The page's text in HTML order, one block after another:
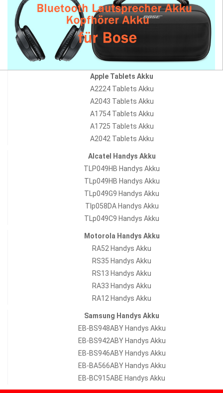
Apple Tablets Akku
A2224 Tablets Akku
A2043 Tablets Akku
A1754 Tablets Akku
A1725 Tablets Akku
A2042 Tablets Akku
Alcatel Handys Akku
TLP049HB Handys Akku
TLp049HB Handys Akku
TLp049G9 Handys Akku
Tlp058DA Handys Akku
TLp049C9 Handys Akku
Motorola Handys Akku
RA52 Handys Akku
RS35 Handys Akku
RS13 Handys Akku
RA33 Handys Akku
RA12 Handys Akku
Samsung Handys Akku
EB-BS948ABY Handys Akku
EB-BS942ABY Handys Akku
EB-BS946ABY Handys Akku
EB-BA566ABY Handys Akku
EB-BC915ABE Handys Akku